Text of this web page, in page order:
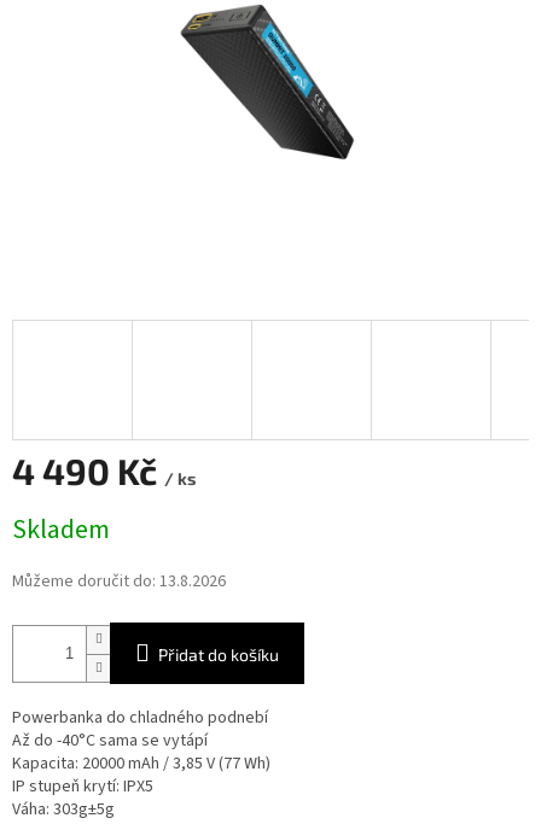
4 490 Kč / ks
cena:
Skladem
Můžeme doručit do: 13.8.2026
Přidat do košíku
Powerbanka do chladného podnebí
Až do -40°C sama se vytápí
Kapacita: 20000 mAh / 3,85 V (77 Wh)
IP stupeň krytí: IPX5
Váha: 303g±5g